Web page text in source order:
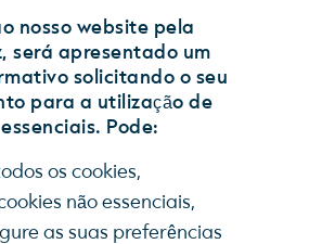
nosso website pela
será apresentado um
solicitando o seu
para a utilização de
Pode:
os cookies,
não essenciais,
as suas preferências